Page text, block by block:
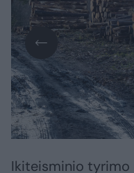
Ikiteisminio